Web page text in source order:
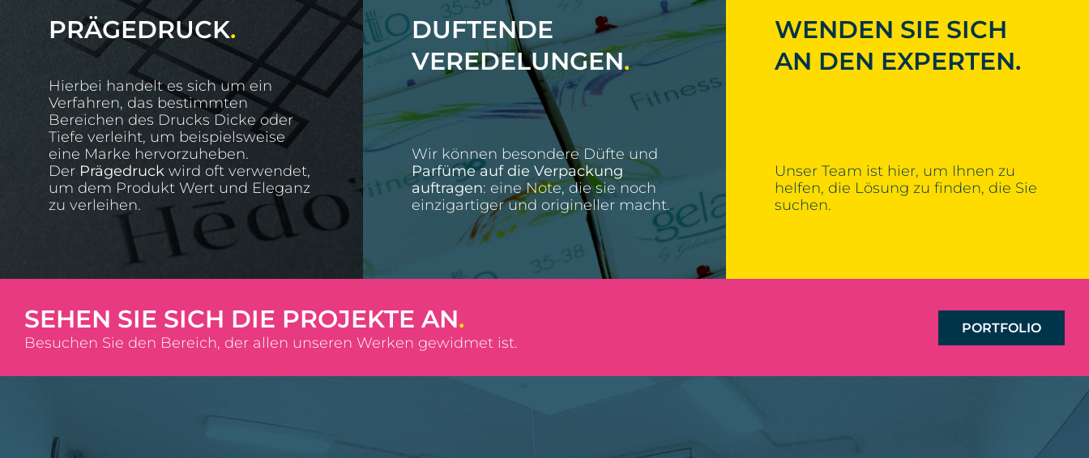
PRÄGEDRUCK.
Hierbei handelt es sich um ein
Verfahren, das bestimmten
Bereichen des Drucks Dicke oder
Tiefe verleiht, um beispielsweise
eine Marke hervorzuheben.
Der Prägedruck wird oft verwendet,
um dem Produkt Wert und Eleganz
zu verleihen.
DUFTENDE
VEREDELUNGEN.
Wir können besondere Düfte und
Parfüme auf die Verpackung
auftragen: eine Note, die sie noch
einzigartiger und origineller macht.
WENDEN SIE SICH
AN DEN EXPERTEN.
Unser Team ist hier, um Ihnen zu
helfen, die Lösung zu finden, die Sie
suchen.
SEHEN SIE SICH DIE PROJEKTE AN.
Besuchen Sie den Bereich, der allen unseren Werken gewidmet ist.
PORTFOLIO